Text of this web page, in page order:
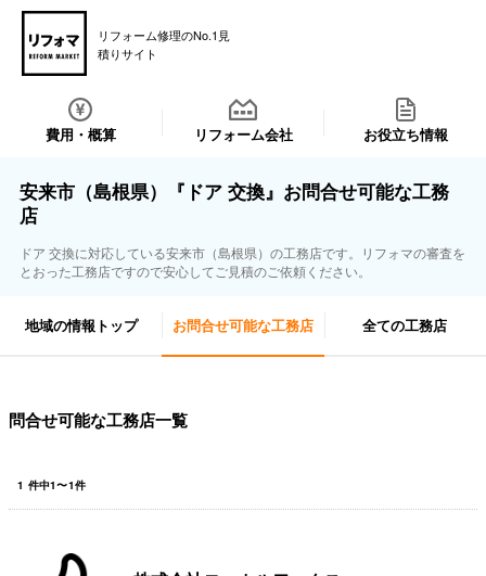
リフォーム修理のNo.1見
積りサイト
費用・概算 リフォーム会社 お役立ち情報
安来市（島根県）『ドア 交換』お問合せ可能な工務
店
ドア 交換に対応している安来市（島根県）の工務店です。リフォマの審査を
とおった工務店ですので安心してご見積のご依頼ください。
地域の情報トップ お問合せ可能な工務店 全ての工務店
問合せ可能な工務店一覧
1 件中1〜1件